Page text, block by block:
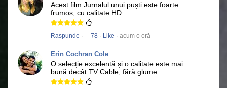
Acest film Jurnalul unui puști este foarte
frumos, cu calitate HD
Raspunde · 78 · Like · acum o oră
Erin Cochran Cole
O selecție excelentă și o calitate este mai
bună decât TV Cable, fără glume.